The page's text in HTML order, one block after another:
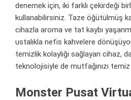
denemek için, iki farklı çekirdeği
kullanabilirsiniz. Taze öğütülmüş
cihazla aroma ve tat kaybı
ustalıkla nefis kahvelere
temizlik kolaylığı sağlayan cihaz,
teknolojisiyle de mutfağınızı
Monster Pusat